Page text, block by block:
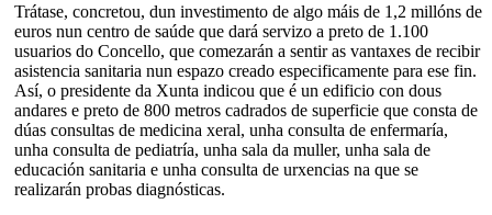
Trátase, concretou, dun investimento de algo máis de 1,2 millóns de
euros nun centro de saúde que dará servizo a preto de 1.100
usuarios do Concello, que comezarán a sentir as vantaxes de recibir
asistencia sanitaria nun espazo creado especificamente para ese fin.
Así, o presidente da Xunta indicou que é un edificio con dous
andares e preto de 800 metros cadrados de superficie que consta de
dúas consultas de medicina xeral, unha consulta de enfermaría,
unha consulta de pediatría, unha sala da muller, unha sala de
educación sanitaria e unha consulta de urxencias na que se
realizarán probas diagnósticas.